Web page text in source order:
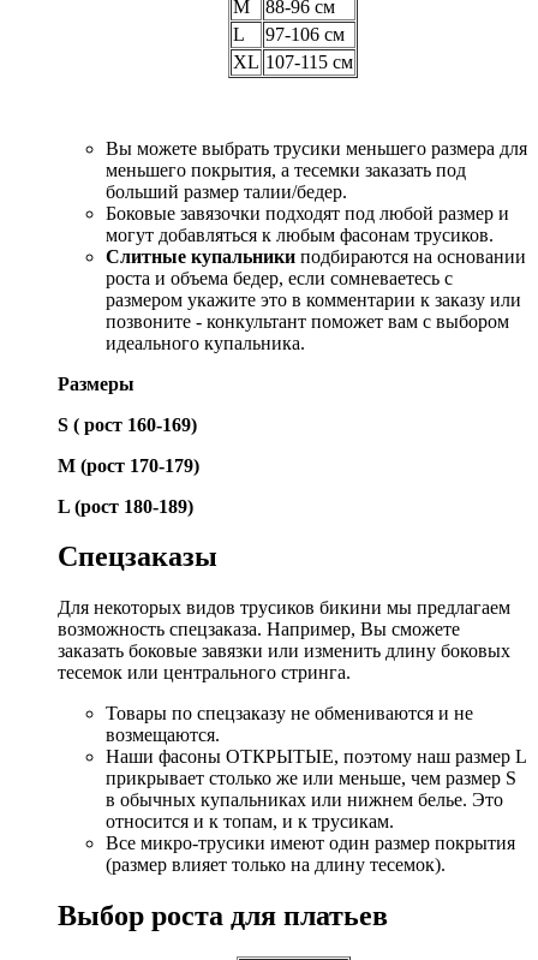
M
88-96 см
L
97-106 см
XL 107-115 см
Вы можете выбрать трусики меньшего размера для
меньшего покрытия, а тесемки заказать под
больший размер талии/бедер.
Боковые завязочки подходят под любой размер и
могут добавляться к любым фасонам трусиков.
Слитные купальники подбираются на основании
роста и объема бедер, если сомневаетесь с
размером укажите это в комментарии к заказу или
позвоните - конкультант поможет вам с выбором
идеального купальника.
Размеры
S ( рост 160-169)
М (рост 170-179)
L (рост 180-189)
Спецзаказы
Для некоторых видов трусиков бикини мы предлагаем
возможность спецзаказа. Например, Вы сможете
заказать боковые завязки или изменить длину боковых
тесемок или центрального стринга.
Товары по спецзаказу не обмениваются и не
возмещаются.
Наши фасоны ОТКРЫТЫЕ, поэтому наш размер L
прикрывает столько же или меньше, чем размер S
в обычных купальниках или нижнем белье. Это
относится и к топам, и к трусикам.
Все микро-трусики имеют один размер покрытия
(размер влияет только на длину тесемок).
Выбор роста для платьев